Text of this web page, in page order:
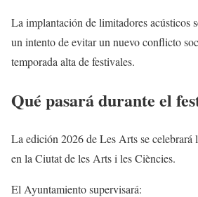
La implantación de limitadores acústicos
un intento de evitar un nuevo conflicto
temporada alta de festivales.
Qué pasará durante el
La edición 2026 de Les Arts se celebrará
en la Ciutat de les Arts i les Ciències.
El Ayuntamiento supervisará: